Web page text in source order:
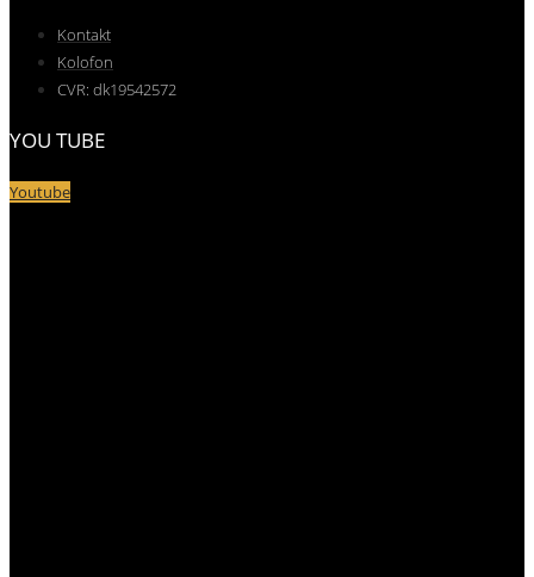
Kontakt
Kolofon
CVR: dk19542572
YOU TUBE
Youtube